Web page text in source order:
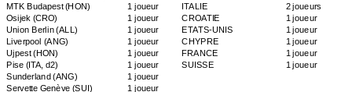
MTK Budapest(HON)
1 joueur
Osijek (CRO)
1 joueur
Union Berlin(ALL)
1 joueur
Liverpool (ANG)
1 joueur
Ujpest(HON)
1 joueur
Pise (ITA, d2) 1 joueur
Sunderland(ANG) 1 joueur
Servette Genève (SUI)
1 joueur
ITALIE
2 joueurs
CROATIE
1 joueur
ETATS-UNIS
1 joueur
CHYPRE
1 joueur
FRANCE
1 joueur
SUISSE
1 joueur